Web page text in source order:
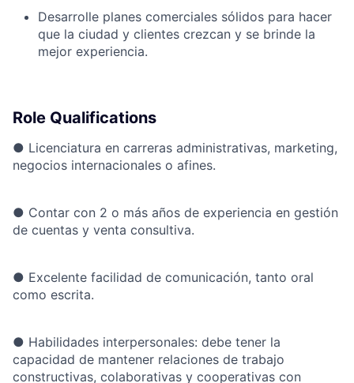
Desarrolle planes comerciales sólidos para hacer
que la ciudad y clientes crezcan y se brinde la
mejor experiencia.
Role Qualifications
● Licenciatura en carreras administrativas, marketing,
negocios internacionales o afines.
● Contar con 2 o más años de experiencia en gestión
de cuentas y venta consultiva.
● Excelente facilidad de comunicación, tanto oral
como escrita.
● Habilidades interpersonales: debe tener la
capacidad de mantener relaciones de trabajo
constructivas, colaborativas y cooperativas con